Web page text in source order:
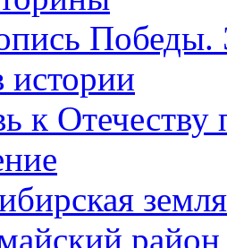
Победы.
истории
к Отечеству
земля
район